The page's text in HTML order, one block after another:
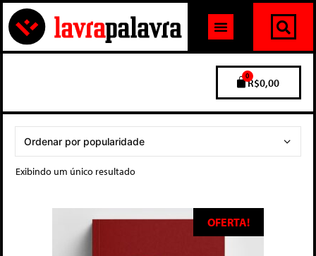
R$0,00
0
Exibindo um único resultado
OFERTA!